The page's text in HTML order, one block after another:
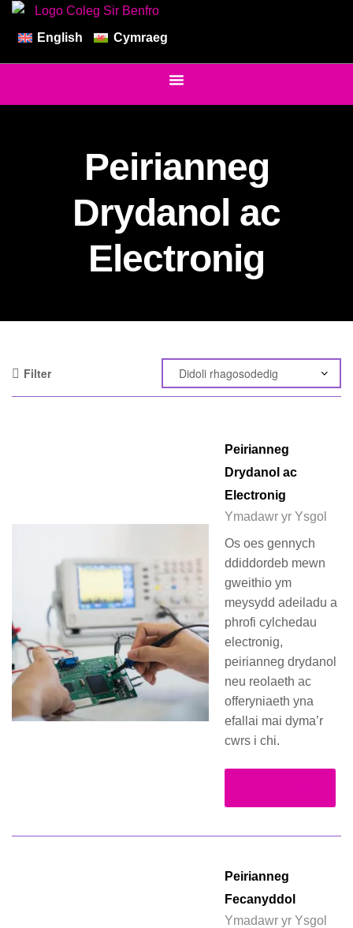
English Cymraeg
Peirianneg
Drydanol ac
Electronig
Filter
Peirianneg
Drydanol ac
Electronig
Ymadawr yr Ysgol
Os oes gennych
ddiddordeb mewn
gweithio ym
meysydd adeiladu a
phrofi cylchedau
electronig,
peirianneg drydanol
neu reolaeth ac
offeryniaeth yna
efallai mai dyma’r
cwrs i chi.
Peirianneg
Fecanyddol
Ymadawr yr Ysgol